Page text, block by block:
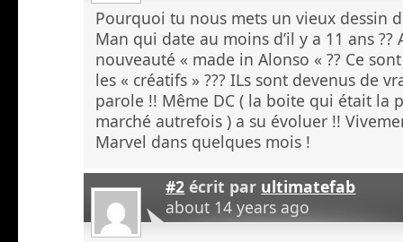
Pourquoi tu nous mets un vieux dessin
Man qui date au moins d’il y a 11 ans ??
nouveauté « made in Alonso « ?? Ce
les « créatifs » ??? ILs sont devenus de
parole !! Même DC ( la boite qui était la
marché autrefois ) a su évoluer !!
Marvel dans quelques mois !
#2 écrit par ultimatefab
about 14 years ago